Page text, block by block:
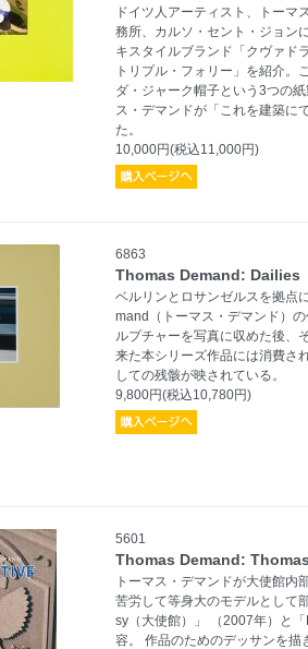
ドイツ人アーティスト、トーマ
務所、カルソ・セント・ジョン
キスタイルブランド「クヴァド
トリプル・フォリー」を紹介。
ダ・ジャーク帽子という3つの
ス・デマンドが「これを建築に
た。
10,000円(税込11,000円)
6863
Thomas Demand: Dailies
ベルリンとロサンゼルスを拠点
mand（トーマス・デマンド）
ルプチャーを写真に収めた後、
来た本シリーズ作品には消費さ
しての残骸が映されている。
9,800円(税込10,780円)
5601
Thomas Demand:
トーマス・デマンドが大使館内
苦労して等身大のモデルとして
sy（大使館）」 （2007年）と
容。 作品のためのデッサンを